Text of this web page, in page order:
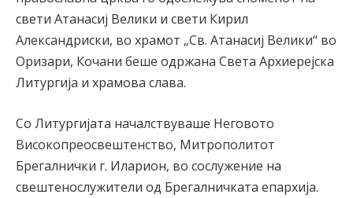
свети Атанасиј Велики и свети Кирил
Александриски, во храмот „Св. Атанасиј Велики“ во
Оризари, Кочани беше одржана Света Архиерејска
Литургија и храмова слава.
Со Литургијата началствуваше Неговото
Високопреосвештенство, Митрополитот
Брегалнички г. Иларион, во сослужение на
свештенослужители од Брегалничката епархија.